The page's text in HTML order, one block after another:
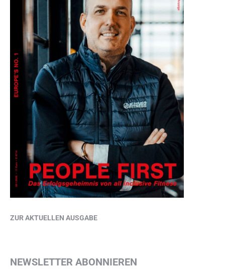
ZUR AKTUELLEN AUSGABE
NEWSLETTER ABONNIEREN